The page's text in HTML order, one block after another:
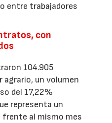
entre trabajadores
con
104.905
un volumen
del 17,22%
representa un
al mismo mes